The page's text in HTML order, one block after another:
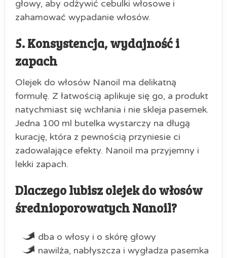
głowy, aby odżywić cebulki włosowe i
zahamować wypadanie włosów.
5. Konsystencja, wydajność i
zapach
Olejek do włosów Nanoil ma delikatną
formułę. Z łatwością aplikuje się go, a produkt
natychmiast się wchłania i nie skleja pasemek.
Jedna 100 ml butelka wystarczy na długą
kurację, która z pewnością przyniesie ci
zadowalające efekty. Nanoil ma przyjemny i
lekki zapach.
Dlaczego lubisz olejek do włosów
średnioporowatych Nanoil?
dba o włosy i o skórę głowy
nawilża, nabłyszcza i wygładza pasemka